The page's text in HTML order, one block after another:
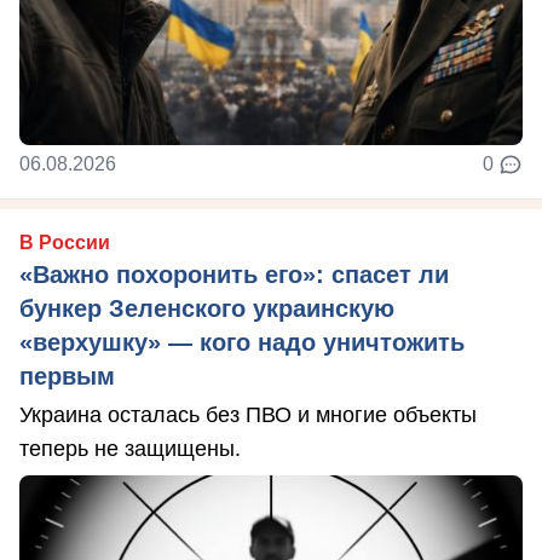
06.08.2026 0
В России
«Важно похоронить его»: спасет ли
бункер Зеленского украинскую
«верхушку» — кого надо уничтожить
первым
Украина осталась без ПВО и многие объекты
теперь не защищены.